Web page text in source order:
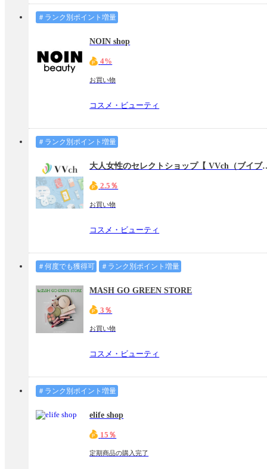
＃ランク別ポイント増量
NOIN shop
4%
お買い物
コスメ・ビューティ
＃ランク別ポイント増量
大人女性のセレクトシ
2.5％
お買い物
コスメ・ビューティ
＃何度でも獲得可 ＃ランク別ポイント増量
MASH GO GREEN STORE
3％
お買い物
コスメ・ビューティ
＃ランク別ポイント増量
elife shop
15％
定期商品の購入完了